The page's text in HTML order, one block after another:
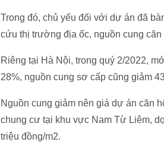
Trong đó, chủ yếu đối với dự án đã
cứu thị trường địa ốc, nguồn cung
Riêng tại Hà Nội, trong quý 2/2022,
28%, nguồn cung sơ cấp cũng giảm
Nguồn cung giảm nên giá dự án căn
chung cư tại khu vực Nam Từ Liêm,
triệu đồng/m2.